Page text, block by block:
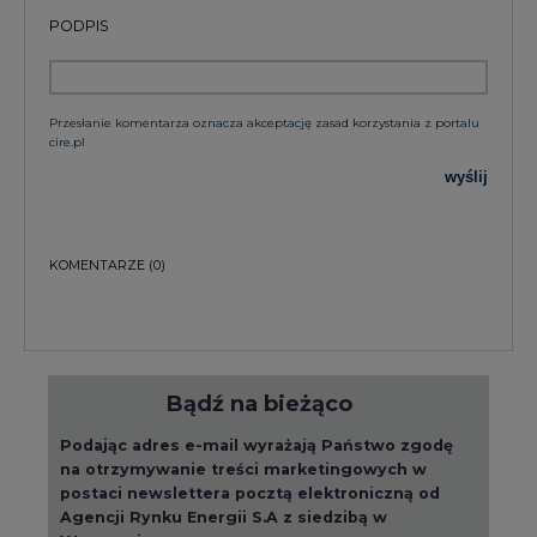
PODPIS
Przesłanie komentarza oznacza akceptację zasad korzystania z portalu
cire.pl
wyślij
KOMENTARZE (0)
Bądź na bieżąco
Podając adres e-mail wyrażają Państwo zgodę
na otrzymywanie treści marketingowych w
postaci newslettera pocztą elektroniczną od
Agencji Rynku Energii S.A z siedzibą w